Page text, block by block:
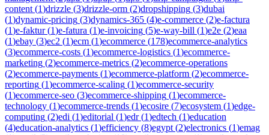
content (1)drizzle (3)drizzle-orm (2)dropshipping (3)dubai
(1)dynamic-pricing (3)dynamics-365 (4)e-commerce (2)e-factura
(1)e-faktur(1)e-fatura (1)e-invoicing (5)e-way-bill (1)e2e (2)eaa
(1)ebay (3)ec2 (1)ecm (1)ecommerce (178)ecommerce-analytics
(3)ecommerce-costs (1)ecommerce-logistics (1)ecommerce-
marketing (2)ecommerce-metrics (2)ecommerce-operations
(2)ecommerce-payments (1)ecommerce-platform (2)ecommerce-
reporting (1)ecommerce-scaling (1)ecommerce-security
(1)ecommerce-seo (3)ecommerce-shipping (1)ecommerce-
technology (1)ecommerce-trends (1)ecosire (7)ecosystem (1)edge-
computing (2)edi (1)editorial (1)edr(1)edtech (1)education
(4)education-analytics (1)efficiency (8)egypt (2)electronics (1)emag